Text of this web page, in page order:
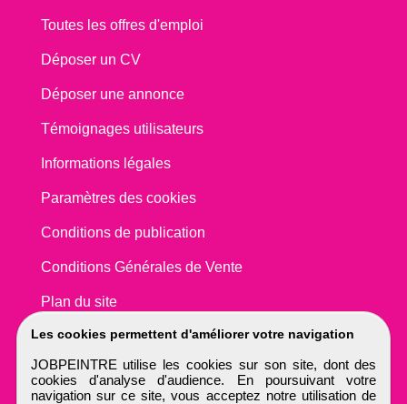
Les cookies permettent d'améliorer votre navigation
JOBPEINTRE utilise les cookies sur son site, dont des
cookies d'analyse d'audience. En poursuivant votre
navigation sur ce site, vous acceptez notre utilisation de
Toutes les offres d'emploi
Déposer un CV
Déposer une annonce
Témoignages utilisateurs
Informations légales
Paramètres des cookies
Conditions de publication
Conditions Générales de Vente
Plan du site